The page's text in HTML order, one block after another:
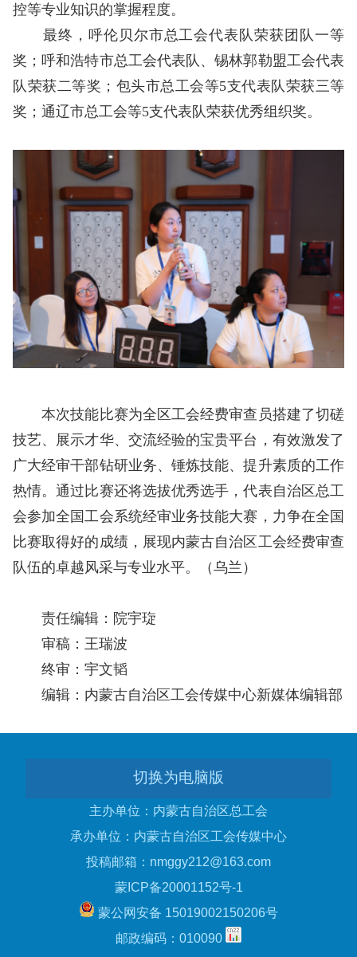
控等专业知识的掌握程度。
最终，呼伦贝尔市总工会代表队荣获团队一等
奖；呼和浩特市总工会代表队、锡林郭勒盟工会代表
队荣获二等奖；包头市总工会等5支代表队荣获三等
奖；通辽市总工会等5支代表队荣获优秀组织奖。
本次技能比赛为全区工会经费审查员搭建了切磋
技艺、展示才华、交流经验的宝贵平台，有效激发了
广大经审干部钻研业务、锤炼技能、提升素质的工作
热情。通过比赛还将选拔优秀选手，代表自治区总工
会参加全国工会系统经审业务技能大赛，力争在全国
比赛取得好的成绩，展现内蒙古自治区工会经费审查
队伍的卓越风采与专业水平。
（乌兰）
责任编辑：院宇琁
审稿：王瑞波
终审：宇文韬
编辑：内蒙古自治区工会传媒中心新媒体编辑部
切换为电脑版
主办单位：内蒙古自治区总工会
承办单位：内蒙古自治区工会传媒中心
投稿邮箱：nmggy212@163.com
蒙ICP备20001152号-1
蒙公网安备 15019002150206号
邮政编码：010090